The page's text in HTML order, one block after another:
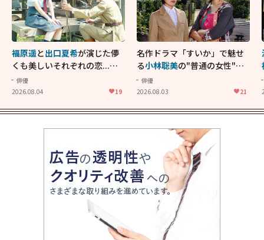
福原遥と出口夏希が演じた儚
くも美しいそれぞれの恋...生
きることの尊さを教えてくれ
た映画「あの花が咲く丘で、
俳優
2026.08.04
19
名作ドラマ「すいか」で魅せ
る小林聡美の"普通の女性"が
大人に刺さる...映画「かもめ
食堂」にも通じる静かな芝居
俳優
2026.08.03
21